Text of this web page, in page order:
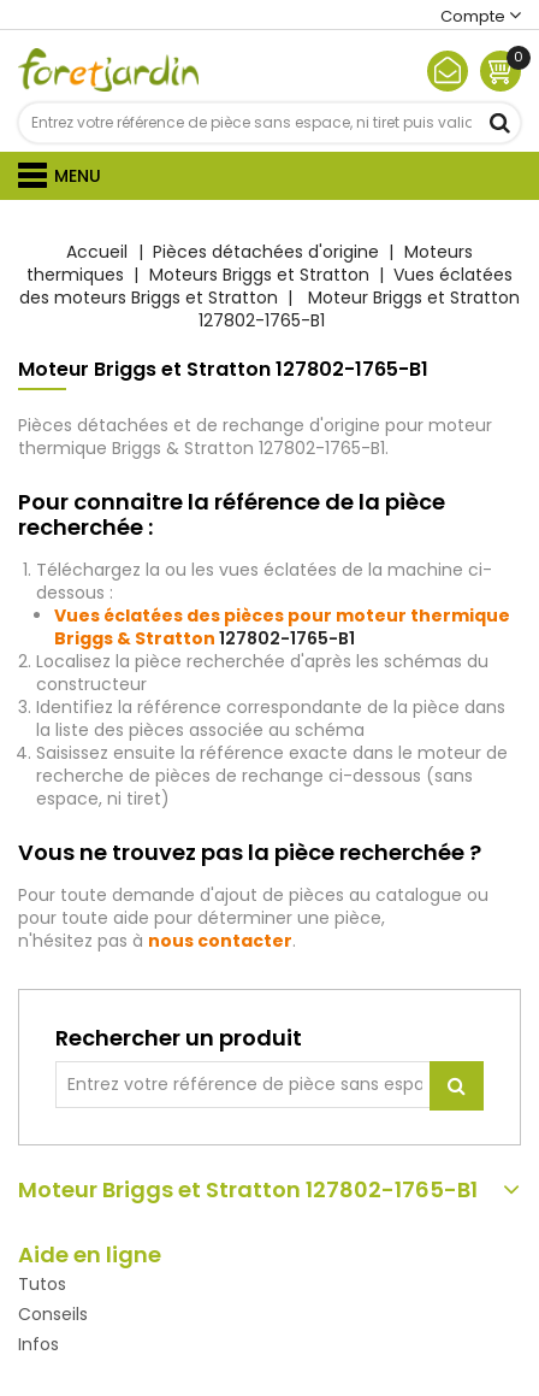
Compte
0
MENU
Accueil Pièces détachées d'origine
Moteurs
thermiques
Moteurs Briggs et Stratton
Vues éclatées
des moteurs Briggs et Stratton
Moteur Briggs et Stratton
127802-1765-B1
Moteur Briggs et Stratton 127802-1765-B1
Pièces détachées et de rechange d'origine pour moteur
thermique Briggs & Stratton 127802-1765-B1.
Pour connaitre la référence de la pièce
recherchée :
Téléchargez la ou les vues éclatées de la machine ci-
dessous :
Vues éclatées des pièces pour moteur thermique
Briggs & Stratton 127802-1765-B1
Localisez la pièce recherchée d'après les schémas du
constructeur
Identifiez la référence correspondante de la pièce dans
la liste des pièces associée au schéma
Saisissez ensuite la référence exacte dans le moteur de
recherche de pièces de rechange ci-dessous (sans
espace, ni tiret)
Vous ne trouvez pas la pièce recherchée ?
Pour toute demande d'ajout de pièces au catalogue ou
pour toute aide pour déterminer une pièce,
n'hésitez pas à nous contacter.
Rechercher un produit
Moteur Briggs et Stratton 127802-1765-B1
Aide en ligne
Tutos
Conseils
Infos